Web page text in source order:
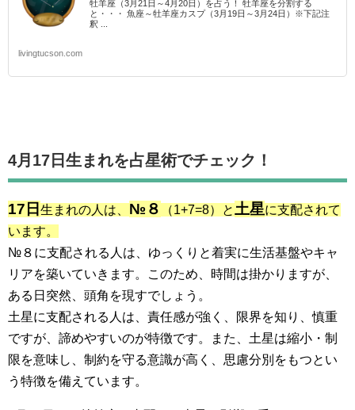
牡羊座（3月21日～4月20日）を占う！ 牡羊座を分割する
と・・・ 魚座～牡羊座カスプ（3月19日～3月24日）※下記注
釈 ...
livingtucson.com
4月17日生まれを占星術でチェック！
17日 生まれの人は、 №８ （1+7=8）と土星に支配されて
います。
№８に支配される人は、ゆっくりと着実に生活基盤やキャ
リアを築いていきます。このため、時間は掛かりますが、
ある日突然、頭角を現すでしょう。
土星に支配される人は、責任感が強く、限界を知り、慎重
ですが、諦めやすいのが特徴です。また、土星は縮小・制
限を意味し、制約を守る意識が高く、思慮分別をもつとい
う特徴を備えています。